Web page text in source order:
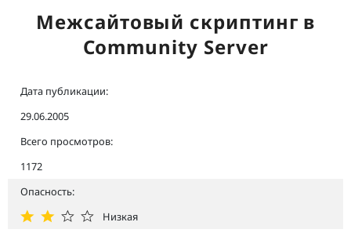
Межсайтовый скриптинг в
Community Server
Дата публикации:
29.06.2005
Всего просмотров:
1172
Опасность:
Низкая